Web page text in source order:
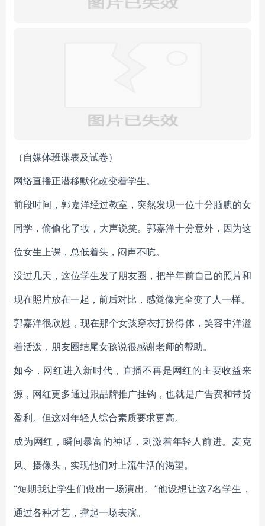
（自媒体班课表及试卷）
网络直播正潜移默化改变着学生。
前段时间，郭嘉洋经过教室，突然发现一位十分腼腆的女
同学，偷偷化了妆，大声说笑。郭嘉洋十分意外，因为这
位女生上课，总低着头，闷声不吭。
没过几天，这位学生发了朋友圈，把半年前自己的照片和
现在照片放在一起，前后对比，感觉像完全变了人一样。
郭嘉洋很欣慰，现在那个女孩穿衣打扮得体，笑容中洋溢
着活泼，朋友圈结尾女孩说很感谢老师的帮助。
如今，网红进入新时代，直播不再是网红的主要收益来
源，网红更多通过跟品牌推广挂钩，也就是广告费和带货
盈利。但这对年轻人综合素质要求更高。
成为网红，瞬间暴富的神话，刺激着年轻人前进。麦克
风、摄像头，实现他们对上流生活的渴望。
“短期我让学生们做出一场演出。”他设想让这7名学生，
通过各种才艺，撑起一场表演。